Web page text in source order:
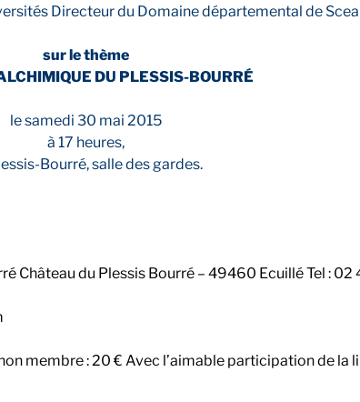
Directeur du Domaine départemental de
sur le thème
DU PLESSIS-BOURRÉ
le samedi 30 mai 2015
à 17 heures,
Bourré, salle des gardes.
Château du Plessis Bourré – 49460 Ecuillé Tel : 02
membre : 20 € Avec l’aimable participation de la